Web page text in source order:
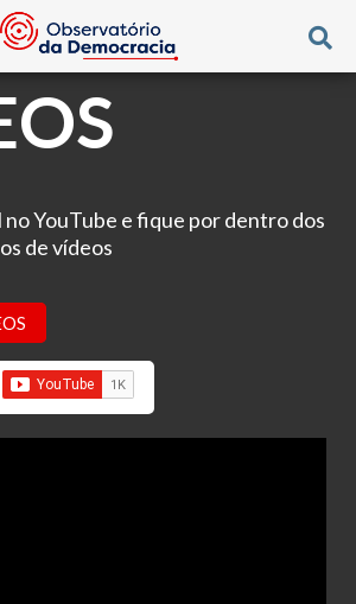
no YouTube e fique por dentro dos
de vídeos